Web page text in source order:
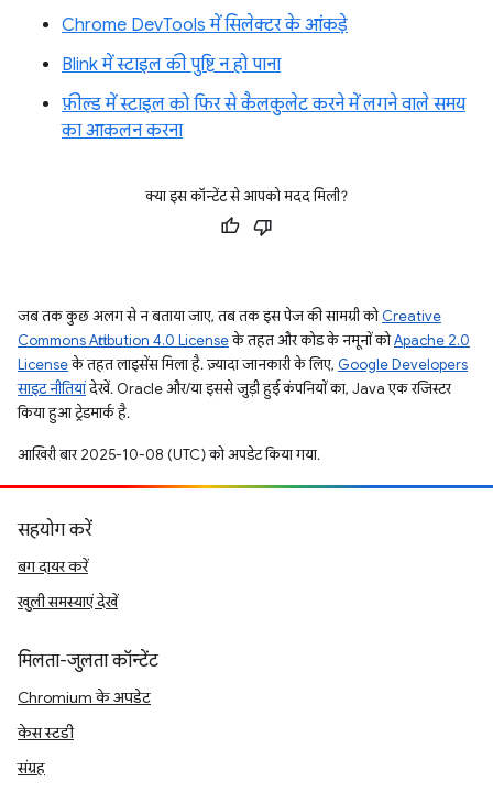
Chrome DevTools में सिलेक्टर के आंकड़े
Blink में स्टाइल की पुष्टि न हो पाना
फ़ील्ड में स्टाइल को फिर से कैलकुलेट करने में लगने वाले समय
का आकलन करना
क्या इस कॉन्टेंट से आपको मदद मिली?
जब तक कुछ अलग से न बताया जाए, तब तक इस पेज की सामग्री कोCreative
Commons Attribution 4.0 Licenseके तहत और कोड के नमूनों कोApache 2.0
Licenseके तहत लाइसेंस मिला है. ज़्यादा जानकारी के लिए, Google Developers
साइट नीतियांदेखें. Oracle और/या इससे जुड़ी हुई कंपनियों का, Java एक रजिस्टर
किया हुआ ट्रेडमार्क है.
आखिरी बार 2025-10-08 (UTC) को अपडेट किया गया.
सहयोग करें
बग दायर करें
खुली समस्याएं देखें
मिलता-जुलता कॉन्टेंट
Chromium के अपडेट
केस स्टडी
संग्रह